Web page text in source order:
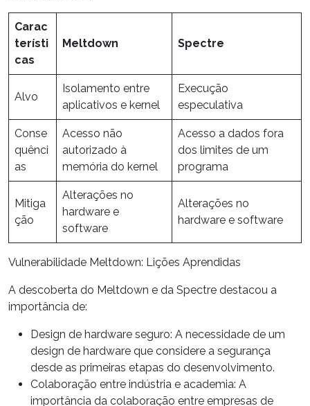
Carac
terísti
cas
Meltdown Spectre
Alvo
Isolamento entre
aplicativos e kernel
Execução
especulativa
Conse
quênci
as
Acesso não
autorizado à
memória do kernel
Acesso a dados fora
dos limites de um
programa
Mitiga
ção
Alterações no
hardware e
software
Alterações no
hardware e software
Vulnerabilidade Meltdown: Lições Aprendidas
A descoberta do Meltdown e da Spectre destacou a
importância de:
Design de hardware seguro: A necessidade de um
design de hardware que considere a segurança
desde as primeiras etapas do desenvolvimento.
Colaboração entre indústria e academia: A
importância da colaboração entre empresas de